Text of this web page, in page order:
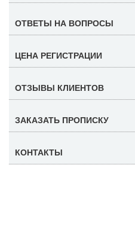
ОТВЕТЫ НА ВОПРОСЫ
ЦЕНА РЕГИСТРАЦИИ
ОТЗЫВЫ КЛИЕНТОВ
ЗАКАЗАТЬ ПРОПИСКУ
КОНТАКТЫ